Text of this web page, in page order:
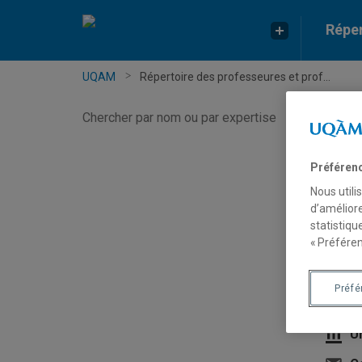
UQAM Répertoire des professeures et prof...
par
Nous
«